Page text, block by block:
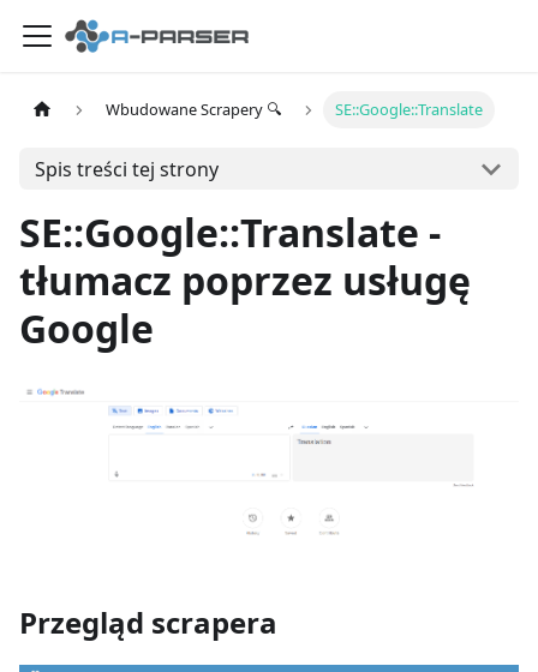
Wbudowane Scrapery 🔍 SE::Google::Translate
Spis treści tej strony
SE::Google::Translate -
tłumacz poprzez usługę
Google
Przegląd scrapera